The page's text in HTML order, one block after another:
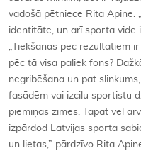
vadošā pētniece Rita Apine.
identitāte, un arī sporta vide
„Tiekšanās pēc rezultātiem
pēc tā visa paliek fons?
negribēšana un pat
fasādēm vai izcilu sportistu
piemiņas zīmes. Tāpat vēl
izpārdod Latvijas sporta
un lietas,” pārdzīvo Rita